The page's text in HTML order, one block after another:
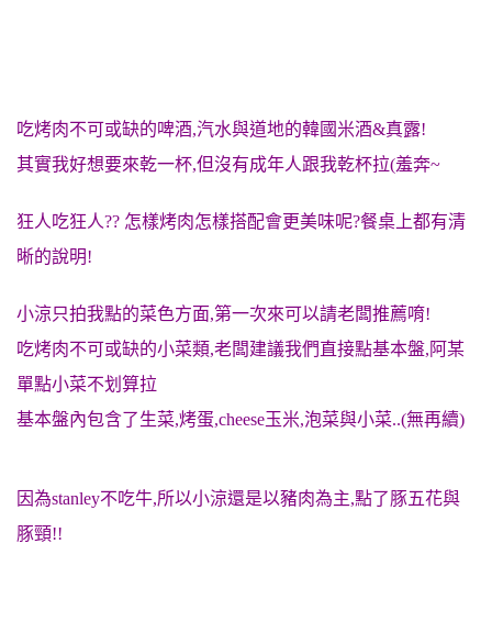
吃烤肉不可或缺的啤酒,汽水與道地的韓國米酒&真露!
其實我好想要來乾一杯,但沒有成年人跟我乾杯拉(羞奔~
狂人吃狂人?? 怎樣烤肉怎樣搭配會更美味呢?餐桌上都有清
晰的說明!
小涼只拍我點的菜色方面,第一次來可以請老闆推薦唷!
吃烤肉不可或缺的小菜類,老闆建議我們直接點基本盤,阿某
單點小菜不划算拉
基本盤內包含了生菜,烤蛋,cheese玉米,泡菜與小菜..(無再續)
因為stanley不吃牛,所以小涼還是以豬肉為主,點了豚五花與
豚頸!!